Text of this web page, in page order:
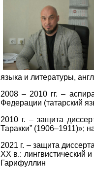
языка и литературы,
2008 – 2010 гг. –
Федерации (татарский
2010 г. – защита
Таракки” (1906–1911)»;
2021 г. – защита
XX в.: лингвистический
Гарифуллин